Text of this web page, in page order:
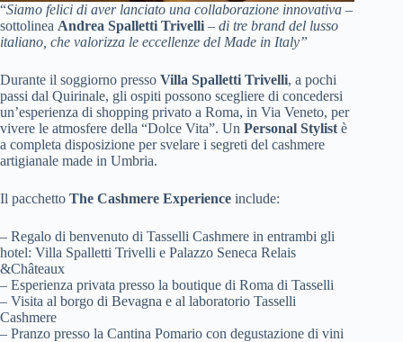
“Siamo felici di aver lanciato una collaborazione innovativa –
sottolinea Andrea Spalletti Trivelli – di tre brand del lusso
italiano, che valorizza le eccellenze del Made in Italy”
Durante il soggiorno presso Villa Spalletti Trivelli, a pochi
passi dal Quirinale, gli ospiti possono scegliere di concedersi
un’esperienza di shopping privato a Roma, in Via Veneto, per
vivere le atmosfere della “Dolce Vita”. Un Personal Stylist è
a completa disposizione per svelare i segreti del cashmere
artigianale made in Umbria.
Il pacchetto The Cashmere Experience include:
– Regalo di benvenuto di Tasselli Cashmere in entrambi gli
hotel: Villa Spalletti Trivelli e Palazzo Seneca Relais
&Châteaux
– Esperienza privata presso la boutique di Roma di Tasselli
– Visita al borgo di Bevagna e al laboratorio Tasselli
Cashmere
– Pranzo presso la Cantina Pomario con degustazione di vini